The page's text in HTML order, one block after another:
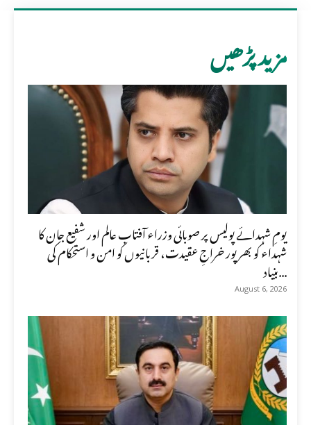
مزید پڑھیں
یومِ شہدائے پولیس پر صوبائی وزراء آفتاب عالم اور شفیع جان کا
شہداء کو بھرپور خراجِ عقیدت، قربانیوں کو امن و استحکام کی
بنیاد...
August 6, 2026